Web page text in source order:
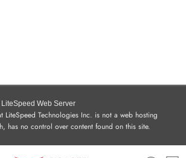
Web Server
LiteSpeed Technologies Inc. is not a web hosting
has no control over content found on this site.